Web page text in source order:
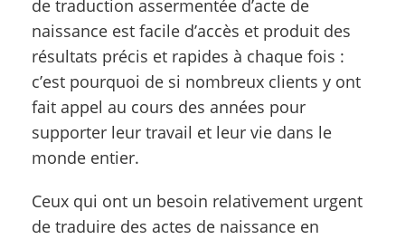
de traduction assermentée d’acte de
naissance est facile d’accès et produit des
résultats précis et rapides à chaque fois :
c’est pourquoi de si nombreux clients y ont
fait appel au cours des années pour
supporter leur travail et leur vie dans le
monde entier.
Ceux qui ont un besoin relativement urgent
de traduire des actes de naissance en